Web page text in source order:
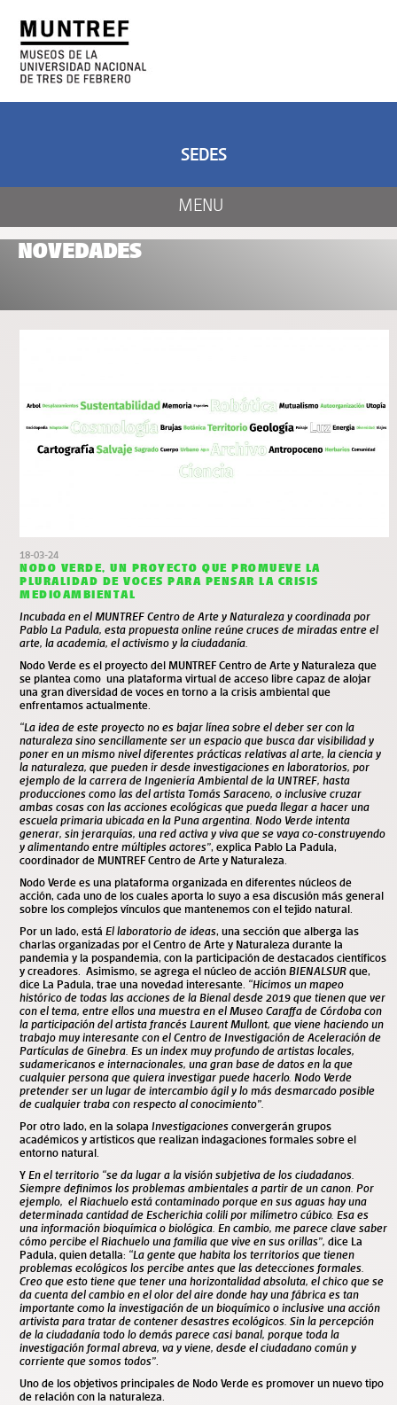
NOVEDADES
18-03-24
NODO VERDE, UN PROYECTO QUE PROMUEVE LA
PLURALIDAD DE VOCES PARA PENSAR LA CRISIS
MEDIOAMBIENTAL
Incubada en el MUNTREF Centro de Arte y Naturaleza y coordinada por
Pablo La Padula, esta propuesta online reúne cruces de miradas entre el
arte, la academia, el activismo y la ciudadanía.
Nodo Verde es el proyecto del MUNTREF Centro de Arte y Naturaleza que
se plantea como una plataforma virtual de acceso libre capaz de alojar
una gran diversidad de voces en torno a la crisis ambiental que
enfrentamos actualmente.
“La idea de este proyecto no es bajar línea sobre el deber ser con la
naturaleza sino sencillamente ser un espacio que busca dar visibilidad y
poner en un mismo nivel diferentes prácticas relativas al arte, la ciencia y
la naturaleza, que pueden ir desde investigaciones en laboratorios, por
ejemplo de la carrera de Ingeniería Ambiental de la UNTREF, hasta
producciones como las del artista Tomás Saraceno, o inclusive cruzar
ambas cosas con las acciones ecológicas que pueda llegar a hacer una
escuela primaria ubicada en la Puna argentina. Nodo Verde intenta
generar, sin jerarquías, una red activa y viva que se vaya co-construyendo
y alimentando entre múltiples actores”, explica Pablo La Padula,
coordinador de MUNTREF Centro de Arte y Naturaleza.
Nodo Verde es una plataforma organizada en diferentes núcleos de
acción, cada uno de los cuales aporta lo suyo a esa discusión más general
sobre los complejos vínculos que mantenemos con el tejido natural.
Por un lado, está El laboratorio de ideas, una sección que alberga las
charlas organizadas por el Centro de Arte y Naturaleza durante la
pandemia y la pospandemia, con la participación de destacados científicos
y creadores. Asimismo, se agrega el núcleo de acción BIENALSUR que,
dice La Padula, trae una novedad interesante. “Hicimos un mapeo
histórico de todas las acciones de la Bienal desde 2019 que tienen que ver
con el tema, entre ellos una muestra en el Museo Caraffa de Córdoba con
la participación del artista francés Laurent Mullont, que viene haciendo un
trabajo muy interesante con el Centro de Investigación de Aceleración de
Partículas de Ginebra. Es un index muy profundo de artistas locales,
sudamericanos e internacionales, una gran base de datos en la que
cualquier persona que quiera investigar puede hacerlo. Nodo Verde
pretender ser un lugar de intercambio ágil y lo más desmarcado posible
de cualquier traba con respecto al conocimiento”.
Por otro lado, en la solapa Investigaciones convergerán grupos
académicos y artísticos que realizan indagaciones formales sobre el
entorno natural.
Y En el territorio “se da lugar a la visión subjetiva de los ciudadanos.
Siempre definimos los problemas ambientales a partir de un canon. Por
ejemplo, el Riachuelo está contaminado porque en sus aguas hay una
determinada cantidad de Escherichia colili por milímetro cúbico. Esa es
una información bioquímica o biológica. En cambio, me parece clave saber
cómo percibe el Riachuelo una familia que vive en sus orillas”, dice La
Padula, quien detalla: “La gente que habita los territorios que tienen
problemas ecológicos los percibe antes que las detecciones formales.
Creo que esto tiene que tener una horizontalidad absoluta, el chico que se
da cuenta del cambio en el olor del aire donde hay una fábrica es tan
importante como la investigación de un bioquímico o inclusive una acción
artivista para tratar de contener desastres ecológicos. Sin la percepción
de la ciudadanía todo lo demás parece casi banal, porque toda la
investigación formal abreva, va y viene, desde el ciudadano común y
corriente que somos todos”.
Uno de los objetivos principales de Nodo Verde es promover un nuevo tipo
de relación con la naturaleza.
MENU
SEDES
CENTRO DE ARTE
Y NATURALEZA
ARTE Y CIENCIA